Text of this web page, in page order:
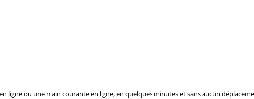
ligne ou une main courante en ligne, en quelques minutes et sans aucun